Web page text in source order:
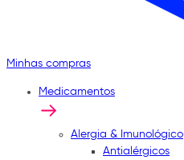
Minhas compras
Medicamentos
Alergia & Imunológico
Antialérgicos